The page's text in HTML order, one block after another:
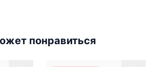
понравиться